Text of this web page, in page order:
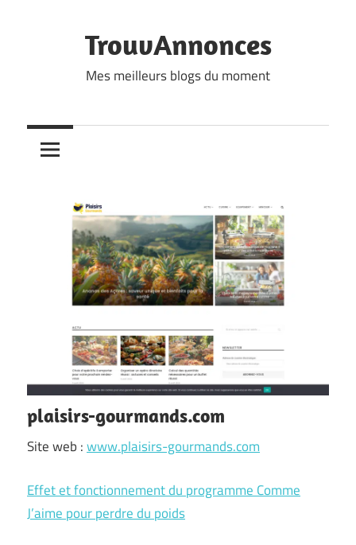
TrouvAnnonces
Mes meilleurs blogs du moment
plaisirs-gourmands.com
Site web :www.plaisirs-gourmands.com
Effet et fonctionnement du programme Comme
J’aime pour perdre du poids